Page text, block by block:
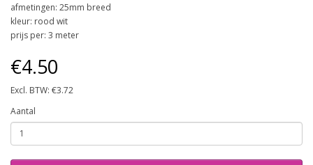
afmetingen: 25mm breed
kleur: rood wit
prijs per: 3 meter
€4.50
Excl. BTW: €3.72
Aantal